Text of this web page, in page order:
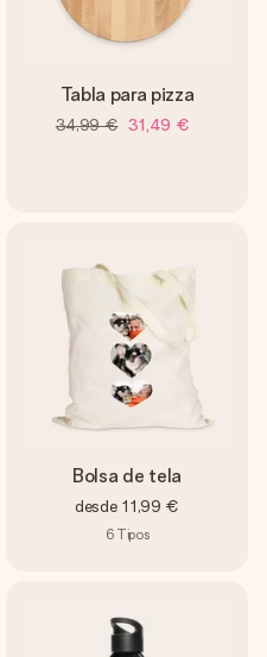
Tabla para pizza
34,99 € 31,49 €
Bolsa de tela
desde 11,99 €
6 Tipos